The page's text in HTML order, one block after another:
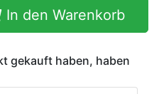
In den Warenkorb
gekauft haben, haben